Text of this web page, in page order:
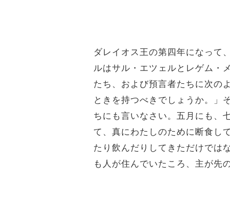
ダレイオス王の第四年になって
ルはサル・エツェルとレゲム・
たち、および預言者たちに次の
ときを持つべきでしょうか。」
ちにも言いなさい。五月にも、
て、真にわたしのために断食し
たり飲んだりしてきただけでは
も人が住んでいたころ、主が先